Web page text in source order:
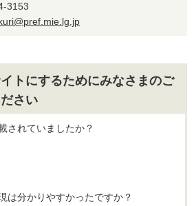
3153
トにするためにみなさまのご
さい
されていましたか？
は分かりやすかったですか？